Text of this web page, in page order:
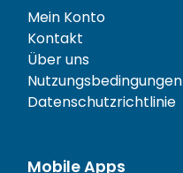
Mein Konto
Kontakt
Über uns
Nutzungsbedingungen
Datenschutzrichtlinie
Mobile Apps